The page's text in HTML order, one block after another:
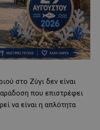
στο Ζύγι δεν είναι
που επιστρέφει
να είναι η απλότητα